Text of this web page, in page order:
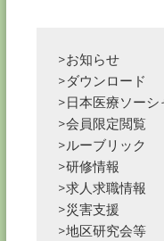
>お知らせ
>ダウンロード
>日本医療ソー
>会員限定閲覧
>ルーブリック
>研修情報
>求人求職情報
>災害支援
>地区研究会等